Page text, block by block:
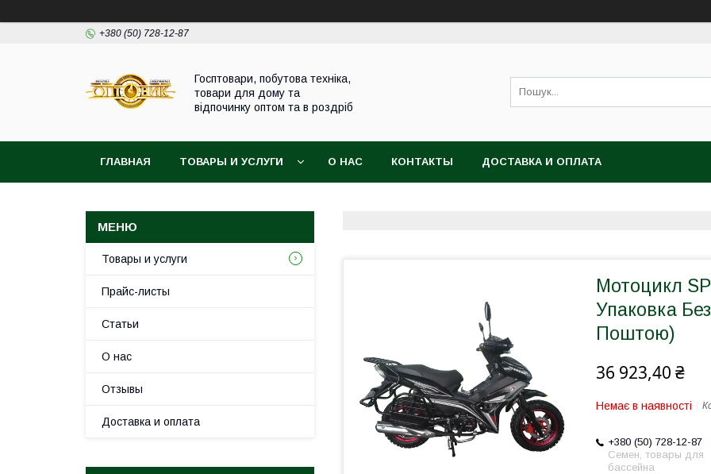
+380 (50) 728-12-87
Госптовари, побутова техніка,
товари для дому та
відпочинку оптом та в роздріб
ГЛАВНАЯ ТОВАРЫ И УСЛУГИ О НАС КОНТАКТЫ ДОСТАВКА И ОПЛАТА
Мотоцикл
Упаковка
Поштою)
36 923,40 ₴
Немає в наявності
+380 (50) 728-12-87
Семен, товары для
бассейна
Товары и услуги
Прайс-листы
Статьи
О нас
Отзывы
Доставка и оплата